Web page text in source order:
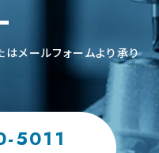
はメールフォームより承り
5011